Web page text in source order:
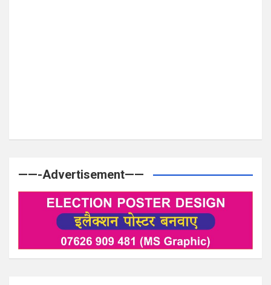
——-Advertisement——